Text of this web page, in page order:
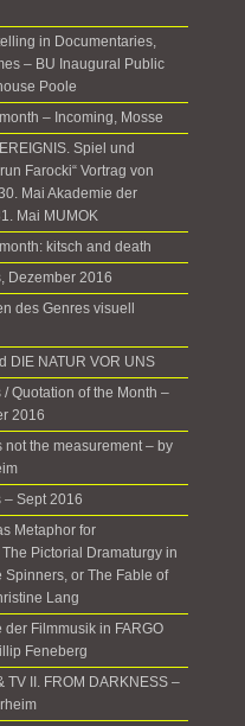
in Documentaries,
– BU Inaugural Public
Poole
– Incoming, Mosse
Spiel und
Farocki“ Vortrag von
Mai Akademie der
Mai MUMOK
kitsch and death
Dezember 2016
des Genres visuell
DIE NATUR VOR UNS
/ Quotation of the Month –
2016
not the measurement – by
– Sept 2016
Metaphor for
Pictorial Dramaturgy in
Spinners, or The Fable of
Lang
der Filmmusik in FARGO
Feneberg
TV II. FROM DARKNESS –